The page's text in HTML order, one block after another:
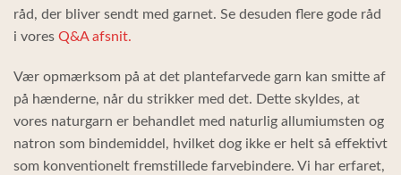
råd, der bliver sendt med garnet. Se desuden flere gode råd
i vores Q&A afsnit.
Vær opmærksom på at det plantefarvede garn kan smitte af
på hænderne, når du strikker med det. Dette skyldes, at
vores naturgarn er behandlet med naturlig allumiumsten og
natron som bindemiddel, hvilket dog ikke er helt så effektivt
som konventionelt fremstillede farvebindere. Vi har erfaret,